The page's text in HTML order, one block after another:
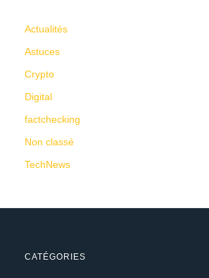
Actualités
Astuces
Crypto
Digital
factchecking
Non classé
TechNews
CATÉGORIES